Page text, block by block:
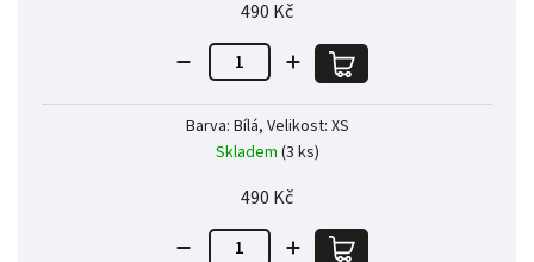
490 Kč
Barva: Bílá, Velikost: XS
Skladem (3 ks)
490 Kč